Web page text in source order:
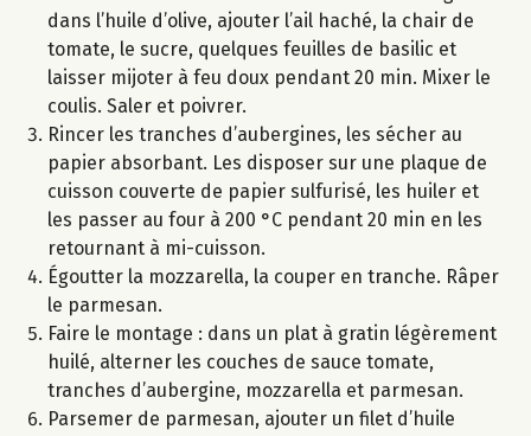
dans l’huile d’olive, ajouter l’ail haché, la chair de
tomate, le sucre, quelques feuilles de basilic et
laisser mijoter à feu doux pendant 20 min. Mixer le
coulis. Saler et poivrer.
Rincer les tranches d’aubergines, les sécher au
papier absorbant. Les disposer sur une plaque de
cuisson couverte de papier sulfurisé, les huiler et
les passer au four à 200 °C pendant 20 min en les
retournant à mi-cuisson.
Égoutter la mozzarella, la couper en tranche. Râper
le parmesan.
Faire le montage : dans un plat à gratin légèrement
huilé, alterner les couches de sauce tomate,
tranches d’aubergine, mozzarella et parmesan.
Parsemer de parmesan, ajouter un filet d’huile